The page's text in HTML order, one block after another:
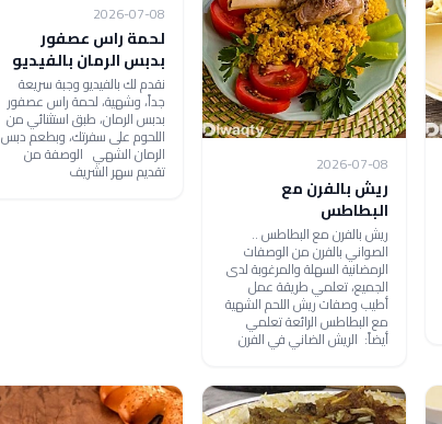
2026-07-08
ريش بالفرن مع
البطاطس
ريش بالفرن مع البطاطس ..
الصواني بالفرن من الوصفات
الرمضانية السهلة والمرغوبة لدى
الجميع، تعلمي طريقة عمل
أطيب وصفات ريش اللحم الشهية
مع البطاطس الرائعة تعلمي
أيضاً: الريش الضاني في الفرن
2026-07-08
لحمة راس عصفور
بدبس الرمان بالفيديو
نقدم لك بالفيديو وجبة سريعة
جداً، وشهية، لحمة راس عصفور
بدبس الرمان، طبق استثنائي من
اللحوم على سفرتك، وبطعم دبس
الرمان الشهي الوصفة من
تقديم سهر الشريف